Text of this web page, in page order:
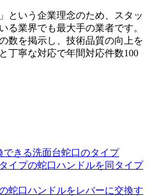
という企業理念のため、スタッ
る業界でも最大手の業者です。
数を掲示し、技術品質の向上を
丁寧な対応で年間対応件数100
できる洗面台蛇口のタイプ
イプの蛇口ハンドルを同タイプ
蛇口ハンドルをレバーに交換す